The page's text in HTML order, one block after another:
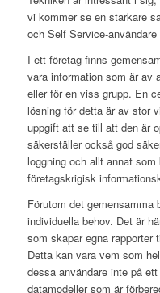
vi kommer se en starkare
och Self Service-
I ett företag finns
vara information som är av
eller för en viss grupp. En
lösning för detta är av stor
uppgift att se till att den är
säkerställer också god
loggning och allt annat
företagskrigisk
Förutom det gemensamma
individuella behov. Det är
som skapar egna rapporter
Detta kan vara vem som
dessa användare inte på
datamodeller som är